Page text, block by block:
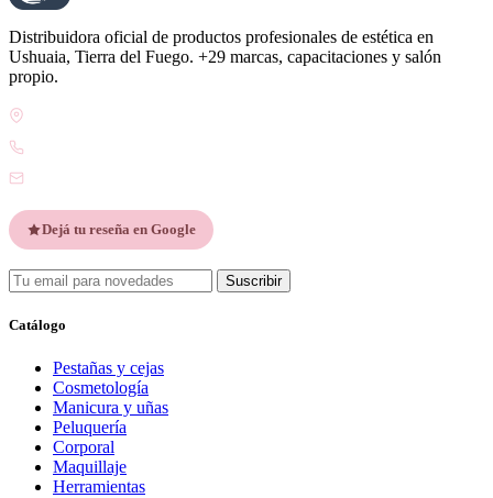
Distribuidora oficial de productos profesionales de estética en
Ushuaia, Tierra del Fuego. +29 marcas, capacitaciones y salón
propio.
Dejá tu reseña en Google
Suscribir
Catálogo
Pestañas y cejas
Cosmetología
Manicura y uñas
Peluquería
Corporal
Maquillaje
Herramientas